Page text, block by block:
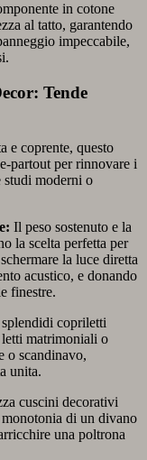
in cotone
al tatto, garantendo
impeccabile,
Tende
e coprente, questo
partout per rinnovare i
studi moderni o
Il peso sostenuto e la
la scelta perfetta per
la luce diretta
acustico, e donando
finestre.
copriletti
matrimoniali o
o scandinavo,
unita.
cuscini decorativi
di un divano
una poltrona